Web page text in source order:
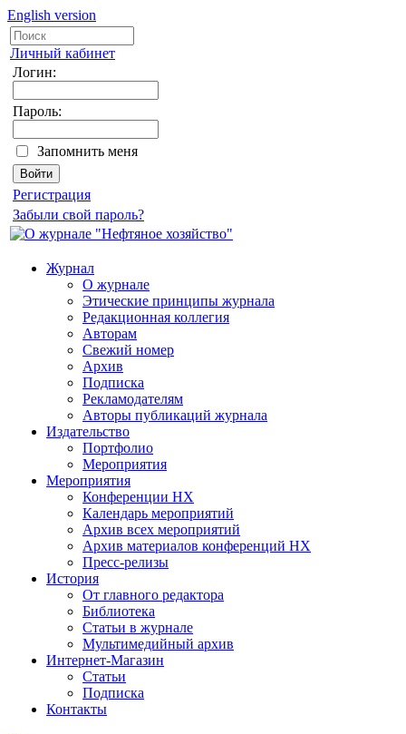
English version
Личный кабинет
Логин:
Пароль:
Запомнить меня
Регистрация
Забыли свой пароль?
Журнал
О журнале
Этические принципы журнала
Редакционная коллегия
Авторам
Свежий номер
Архив
Подписка
Рекламодателям
Авторы публикаций журнала
Издательство
Портфолио
Мероприятия
Мероприятия
Конференции НХ
Календарь мероприятий
Архив всех мероприятий
Архив материалов конференций НХ
Пресс-релизы
История
От главного редактора
Библиотека
Статьи в журнале
Мультимедийный архив
Интернет-Магазин
Статьи
Подписка
Контакты